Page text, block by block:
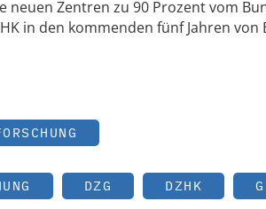
Zentren zu 90 Prozent vom
in den kommenden fünf Jahren von
DZG DZHK